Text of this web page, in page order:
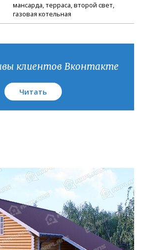
мансарда, терраса, второй свет,
газовая котельная
клиентов Вконтакте
Читать